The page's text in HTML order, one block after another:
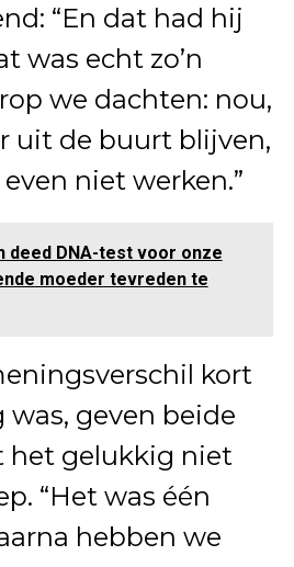
“En dat had hij
was echt zo’n
we dachten: nou,
uit de buurt blijven,
niet werken.”
deed DNA-test voor onze
moeder tevreden te
kort
geven beide
het gelukkig niet
“Het was één
hebben we